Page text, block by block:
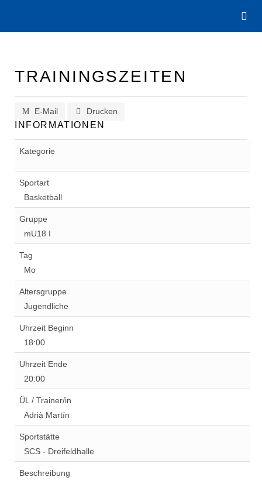
TRAININGSZEITEN
E-Mail Drucken
INFORMATIONEN
Kategorie
Sportart
Basketball
Gruppe
mU18 I
Tag
Mo
Altersgruppe
Jugendliche
Uhrzeit Beginn
18:00
Uhrzeit Ende
20:00
ÜL / Trainer/in
Adrià Martín
Sportstätte
SCS - Dreifeldhalle
Beschreibung